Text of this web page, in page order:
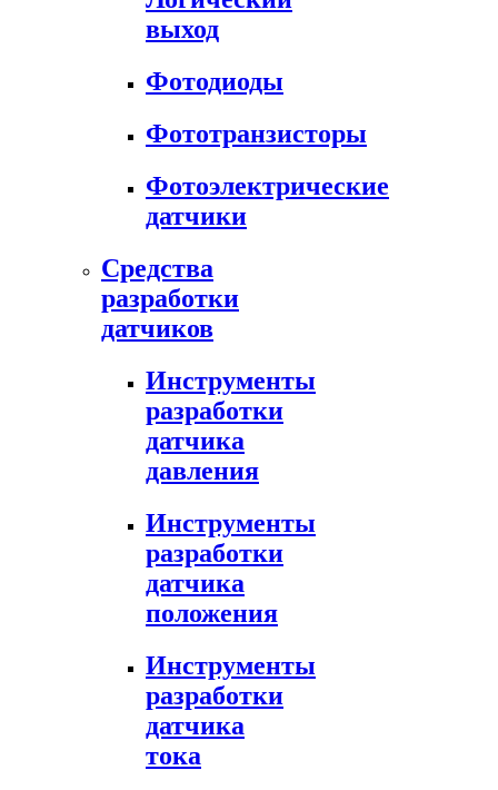
выход
Фотодиоды
Фототранзисторы
Фотоэлектрические
датчики
Средства
разработки
датчиков
Инструменты
разработки
датчика
давления
Инструменты
разработки
датчика
положения
Инструменты
разработки
датчика
тока